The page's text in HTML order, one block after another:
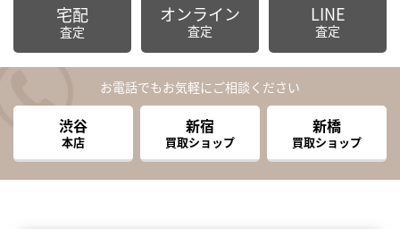
宅配
査定
オンライン
査定
LINE
査定
お電話でもお気軽にご相談ください
渋谷
本店
新宿
買取ショップ
新橋
買取ショップ